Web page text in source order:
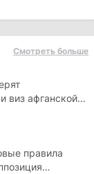
Смотреть больше
виз афганской
правила